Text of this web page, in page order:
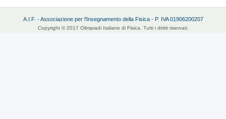
A.I.F. - Associazione per l'Insegnamento della Fisica - P. IVA 01906200207
Copyright © 2017 Olimpiadi Italiane di Fisica. Tutti i diritti riservati.